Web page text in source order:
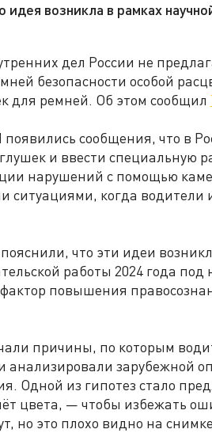
возникла в рамках
дел России не
безопасности особой
для ремней. Об этом сообщил
сообщения, что в
и ввести специальную
нарушений с помощью
ситуациями, когда
что эти идеи
работы 2024 года
фактор повышения
причины, по которым
анализировали зарубежной
Одной из гипотез стало
цвета, — чтобы избежать
но это плохо видно на